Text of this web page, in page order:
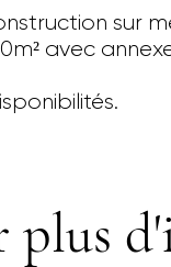
sur
avec
plus